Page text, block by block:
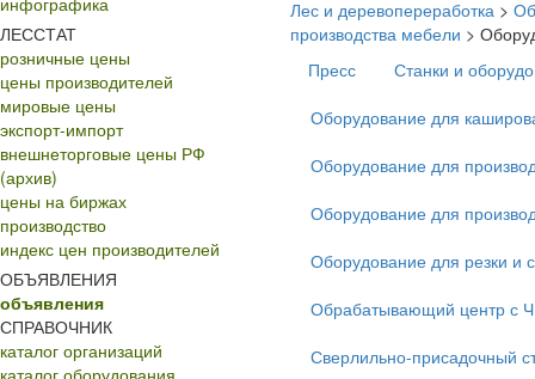
ЛЕССТАТ
розничные цены
цены производителей
мировые цены
экспорт-импорт
внешнеторговые цены РФ
(архив)
цены на биржах
производство
индекс цен производителей
ОБЪЯВЛЕНИЯ
объявления
СПРАВОЧНИК
каталог организаций
каталог оборудования
Лес и деревопереработка >
производства мебели >
Пресс
Станки и
Оборудование для
Оборудование для
Оборудование для
Оборудование для резки и
Обрабатывающий центр с
Сверлильно-присадочный